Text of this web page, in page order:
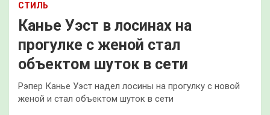
СТИЛЬ
Канье Уэст в лосинах на
прогулке с женой стал
объектом шуток в сети
Рэпер Канье Уэст надел лосины на прогулку с новой
женой и стал объектом шуток в сети